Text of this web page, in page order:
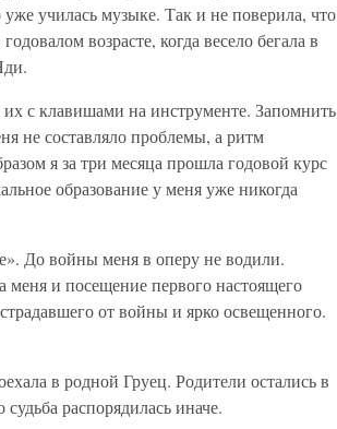
училась музыке. Так и не поверила, что
возрасте, когда весело бегала в
с клавишами на инструменте. Запомнить
не составляло проблемы, а ритм
я за три месяца прошла годовой курс
образование у меня уже никогда
До войны меня в оперу не водили.
и посещение первого настоящего
от войны и ярко освещенного.
в родной Груец. Родители остались в
распорядилась иначе.